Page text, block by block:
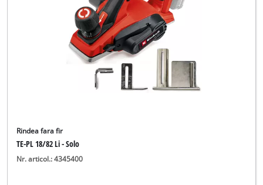
Rindea fara fir
TE-PL 18/82 Li - Solo
Nr. articol.: 4345400